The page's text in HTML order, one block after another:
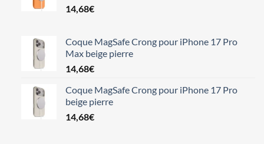
14,68€
Coque MagSafe Crong pour iPhone 17 Pro
Max beige pierre
14,68€
Coque MagSafe Crong pour iPhone 17 Pro
beige pierre
14,68€